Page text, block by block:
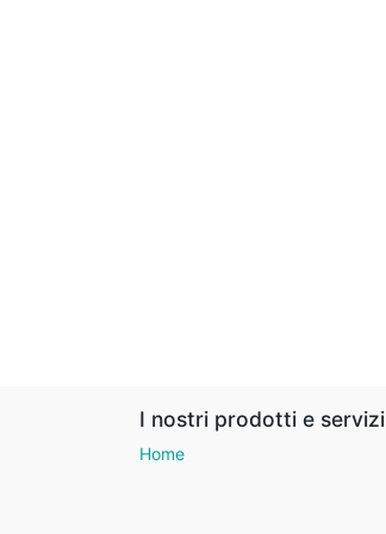
I nostri prodotti e servizi
Home